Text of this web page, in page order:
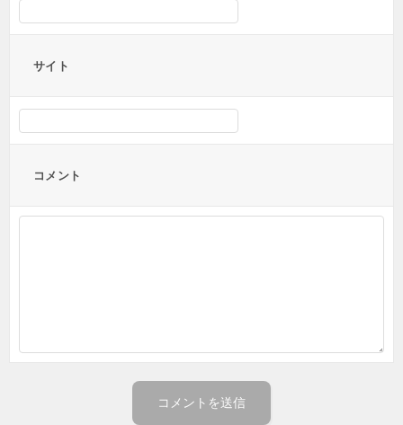
サイト
コメント